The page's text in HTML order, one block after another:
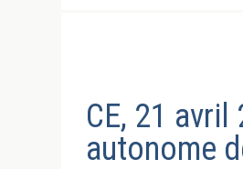
CE, 21
autonome